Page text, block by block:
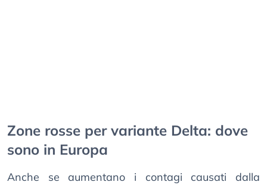
Zone rosse per variante Delta: dove
sono in Europa
Anche se aumentano i contagi causati dalla